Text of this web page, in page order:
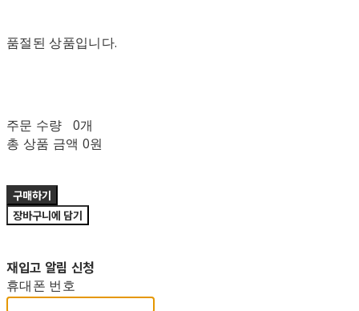
품절된 상품입니다.
주문 수량
0개
총 상품 금액 0원
구매하기
장바구니에 담기
재입고 알림 신청
휴대폰 번호